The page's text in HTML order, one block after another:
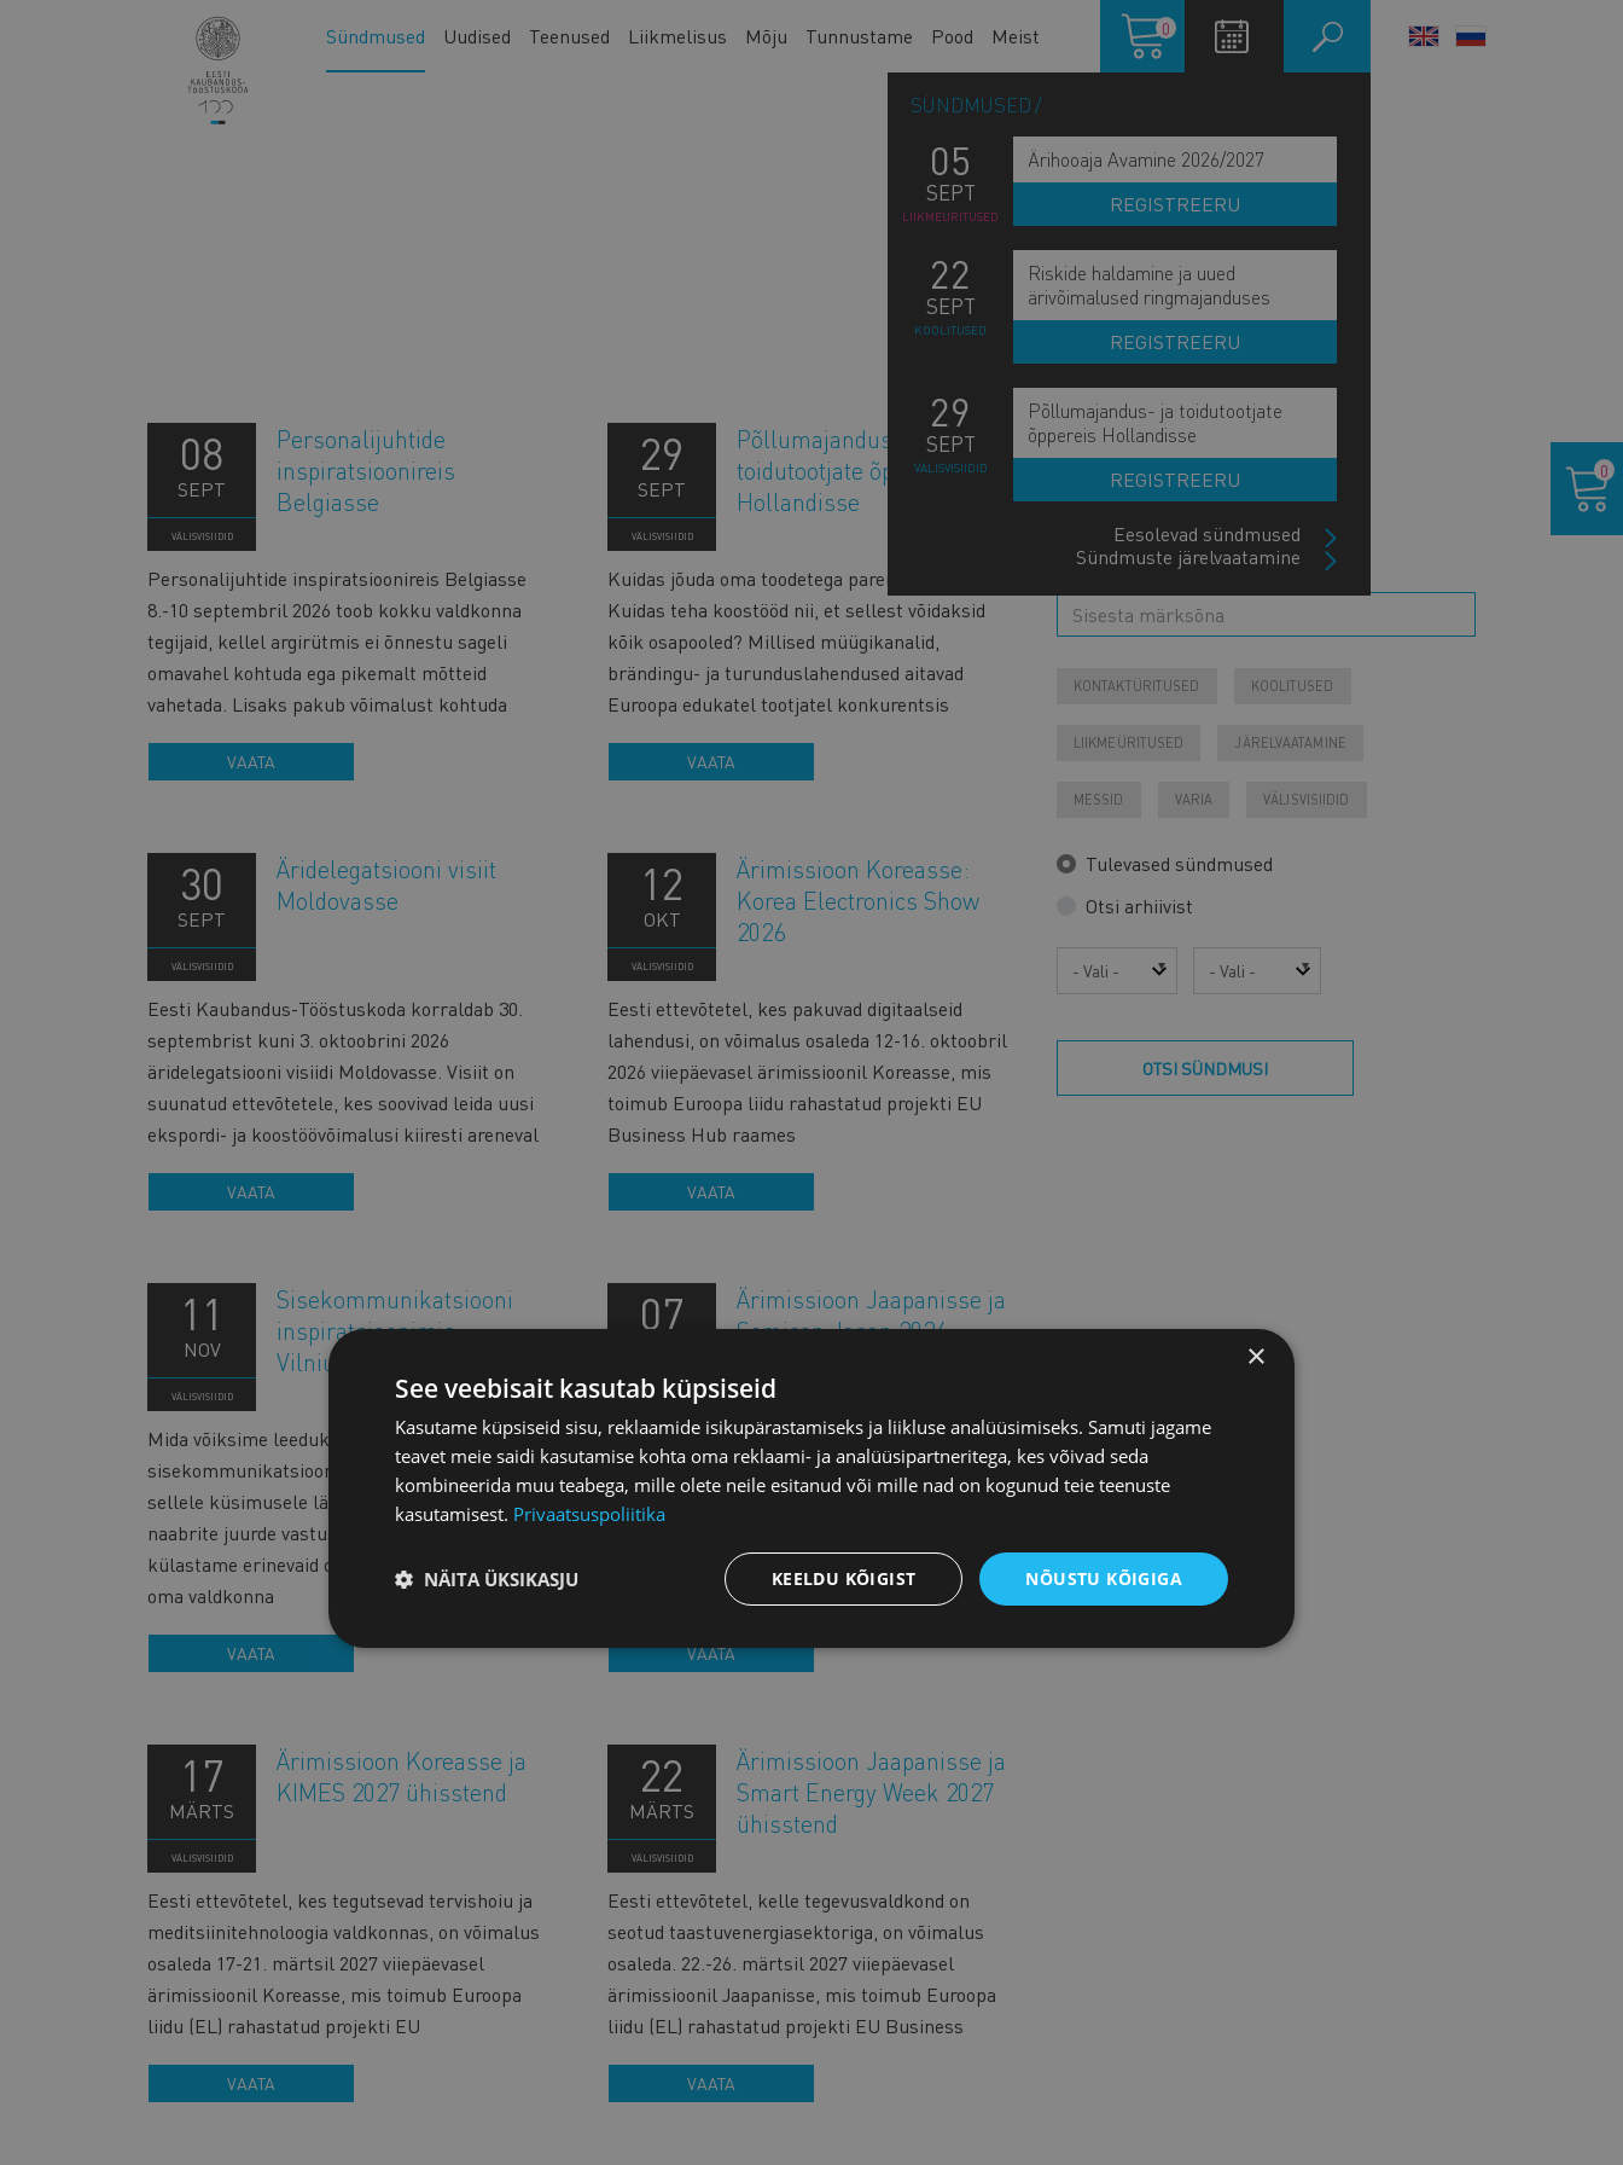
Main
navigation
Sündmused Uudised Teenused Liikmelisus Mõju Tunnustame Pood Meist
Ostukorv
0
SÜNDMUSED
05
SEPT
LIIKMEÜRITUSED
Ärihooaja Avamine 2026/2027
REGISTREERU
22
SEPT
KOOLITUSED
Riskide haldamine ja uued
ärivõimalused ringmajanduses
REGISTREERU
29
SEPT
VÄLISVISIIDID
Põllumajandus- ja toidutootjate
õppereis Hollandisse
REGISTREERU
Eesolevad sündmused
Sündmuste järelvaatamine
LANGUAGE
08
SEPT
VÄLISVISIIDID
Personalijuhtide
inspiratsioonireis
Belgiasse
Personalijuhtide inspiratsioonireis Belgiasse
8.-10 septembril 2026 toob kokku valdkonna
tegijaid, kellel argirütmis ei õnnestu sageli
omavahel kohtuda ega pikemalt mõtteid
vahetada. Lisaks pakub võimalust kohtuda
VAATA
29
SEPT
VÄLISVISIIDID
Põllumajandus- ja
toidutootjate õppereis
Hollandisse
Kuidas jõuda oma toodetega paremini turule?
Kuidas teha koostööd nii, et sellest võidaksid
kõik osapooled? Millised müügikanalid,
brändingu- ja turunduslahendused aitavad
Euroopa edukatel tootjatel konkurentsis
VAATA
30
SEPT
VÄLISVISIIDID
Äridelegatsiooni visiit
Moldovasse
Eesti Kaubandus-Tööstuskoda korraldab 30.
septembrist kuni 3. oktoobrini 2026
äridelegatsiooni visiidi Moldovasse. Visiit on
suunatud ettevõtetele, kes soovivad leida uusi
ekspordi- ja koostöövõimalusi kiiresti areneval
VAATA
12
OKT
VÄLISVISIIDID
Ärimissioon Koreasse:
Korea Electronics Show
2026
Eesti ettevõtetel, kes pakuvad digitaalseid
lahendusi, on võimalus osaleda 12-16. oktoobril
2026 viiepäevasel ärimissioonil Koreasse, mis
toimub Euroopa liidu rahastatud projekti EU
Business Hub raames
VAATA
11
NOV
VÄLISVISIIDID
Sisekommunikatsiooni
inspiratsioonireis
Vilniusesse
Mida võiksime leedukatelt
sisekommunikatsiooni valdkonnas õppida? Just
sellele küsimusele lähemegi oma peaaegu
naabrite juurde vastust otsima. Nagu tavaks,
külastame erinevaid organisatsioone, et õppida
oma valdkonna
VAATA
07
VÄLISVISIIDID
Ärimissioon Jaapanisse ja
Semicon Japan 2026
Eesti ettevõtetel, kelle tegevusvaldkond on
seotud pooljuhtidega, on võimalus osaleda 7-11.
detsembril 2026 viiepäevasel ärimissioonil
rahastatud projekti EU Business
VAATA
17
MÄRTS
VÄLISVISIIDID
Ärimissioon Koreasse ja
KIMES 2027 ühisstend
Eesti ettevõtetel, kes tegutsevad tervishoiu ja
meditsiinitehnoloogia valdkonnas, on võimalus
osaleda 17-21. märtsil 2027 viiepäevasel
ärimissioonil Koreasse, mis toimub Euroopa
liidu (EL) rahastatud projekti EU
VAATA
22
MÄRTS
VÄLISVISIIDID
Ärimissioon Jaapanisse ja
Smart Energy Week 2027
ühisstend
Eesti ettevõtetel, kelle tegevusvaldkond on
seotud taastuvenergiasektoriga, on võimalus
osaleda. 22.-26. märtsil 2027 viiepäevasel
ärimissioonil Jaapanisse, mis toimub Euroopa
liidu (EL) rahastatud projekti EU Business
VAATA
0
LIITU UUDISKIRJAGA
OTSI SÜNDMUST
KONTAKTÜRITUSED KOOLITUSED
LIIKMEÜRITUSED JÄRELVAATAMINE
MESSID VARIA VÄLISVISIIDID
Tulevased sündmused
Otsi arhiivist
Aasta Kuu
OTSI SÜNDMUSI
×
See veebisait kasutab küpsiseid
Kasutame küpsiseid sisu, reklaamide isikupärastamiseks ja liikluse analüüsimiseks. Samuti jagame
teavet meie saidi kasutamise kohta oma reklaami- ja analüüsipartneritega, kes võivad seda
kombineerida muu teabega, mille olete neile esitanud või mille nad on kogunud teie teenuste
kasutamisest. Privaatsuspoliitika
NÕUSTU KÕIGIGA
KEELDU KÕIGIST
NÄITA ÜKSIKASJU